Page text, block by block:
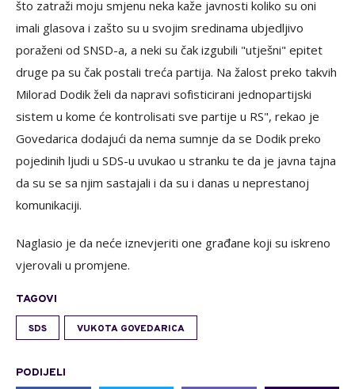
što zatraži moju smjenu neka kaže javnosti koliko su oni
imali glasova i zašto su u svojim sredinama ubjedljivo
poraženi od SNSD-a, a neki su čak izgubili "utješni" epitet
druge pa su čak postali treća partija. Na žalost preko takvih
Milorad Dodik želi da napravi sofisticirani jednopartijski
sistem u kome će kontrolisati sve partije u RS", rekao je
Govedarica dodajući da nema sumnje da se Dodik preko
pojedinih ljudi u SDS-u uvukao u stranku te da je javna tajna
da su se sa njim sastajali i da su i danas u neprestanoj
komunikaciji.
Naglasio je da neće iznevjeriti one građane koji su iskreno
vjerovali u promjene.
TAGOVI
SDS VUKOTA GOVEDARICA
PODIJELI